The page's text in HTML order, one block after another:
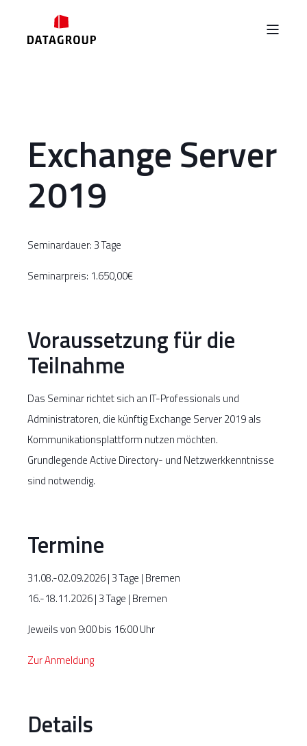
Exchange Server
2019
Seminardauer: 3 Tage
Seminarpreis: 1.650,00€
Voraussetzung für die
Teilnahme
Das Seminar richtet sich an IT-Professionals und
Administratoren, die künftig Exchange Server 2019 als
Kommunikationsplattform nutzen möchten.
Grundlegende Active Directory- und Netzwerkkenntnisse
sind notwendig.
Termine
31.08.-02.09.2026 | 3 Tage | Bremen
16.-18.11.2026| 3 Tage | Bremen
Jeweils von 9:00 bis 16:00 Uhr
Zur Anmeldung
Details